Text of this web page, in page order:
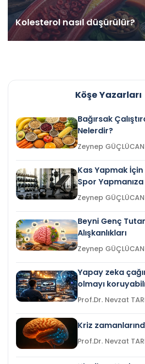
Kolesterol nasıl düşürülür?
Köşe Yazarları
Bağırsak
Nelerdir?
Zeynep GÜÇLÜCAN
Kas Yapmak
Spor
Zeynep GÜÇLÜCAN
Beyni Genç
Alışkanlıkları
Zeynep GÜÇLÜCAN
Yapay zeka
olmayı
Prof.Dr.
Kriz
Prof.Dr.